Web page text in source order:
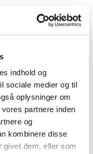
indhold og
sociale medier og til
oplysninger om
partnere inden
og
kombinere disse
givet dem, eller som
FA-27796-A
2016050768